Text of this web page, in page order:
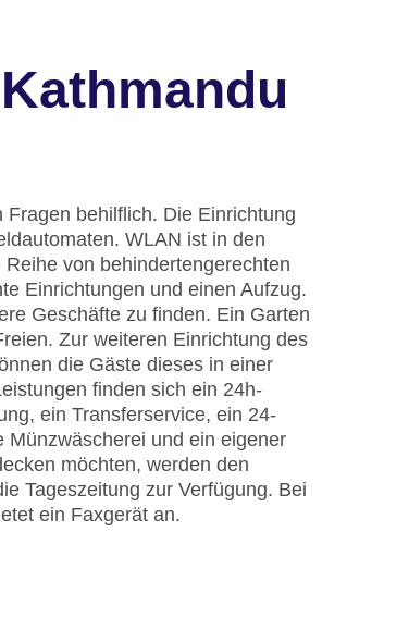
behilflich. Die Einrichtung
WLAN ist in den
von behindertengerechten
Einrichtungen und einen Aufzug.
Geschäfte zu finden. Ein Garten
Zur weiteren Einrichtung des
die Gäste dieses in einer
finden sich ein 24h-
ein Transferservice, ein 24-
Münzwäscherei und ein eigener
möchten, werden den
Tageszeitung zur Verfügung. Bei
ein Faxgerät an.